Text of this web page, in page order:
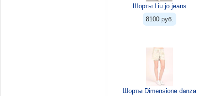
Шорты Liu jo jeans
8100 руб.
Шорты Dimensione danza